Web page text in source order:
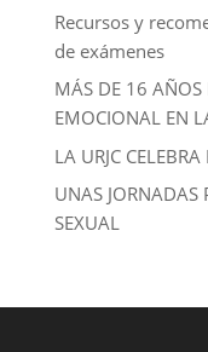
Recursos y
de exámenes
MÁS DE 16 AÑOS
EMOCIONAL EN
LA URJC
UNAS JORNADAS
SEXUAL